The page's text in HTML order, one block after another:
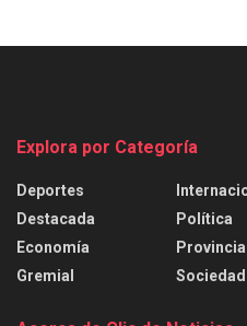
Explora por Categoría
Deportes
Destacada
Economía
Gremial
Política
Sociedad